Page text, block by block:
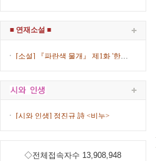
■ 연재소설 ■
[소설] 『파란색 물개』 제1화 '한복
[시와 인생] 정진규 詩 <비누>
◇전체접속자수 13,908,948